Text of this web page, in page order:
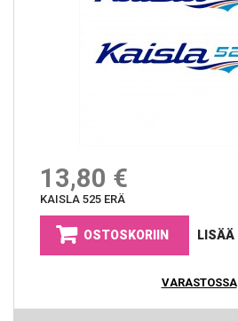
13,80 €
KAISLA 525 ERÄ
OSTOSKORIIN LISÄÄ
VARASTOSSA